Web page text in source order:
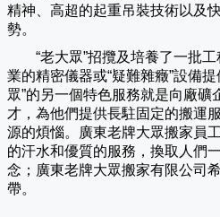
精神、高超的起重吊裝技術以及
勢。
“老大眾”招攬及培養了一批工
業的精密儀器或“疑難雜癥”設備
眾”的另一個特色服務就是向廠礦
才，為他們提供長駐固定的搬運
源的煩惱。廣東老牌大眾搬家員
的汗水和優質的服務，換取人們
念；廣東老牌大眾搬家有限公司
帶。